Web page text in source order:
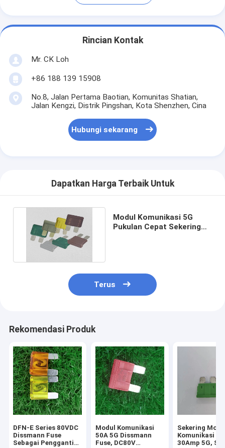
Rincian Kontak
Mr. CK Loh
+86 188 139 15908
No.8, Jalan Pertama Baotian, Komunitas Shatian,
Jalan Kengzi, Distrik Pingshan, Kota Shenzhen, Cina
Hubungi sekarang
Dapatkan Harga Terbaik Untuk
Modul Komunikasi 5G
Pukulan Cepat Sekering
Terus
Rekomendasi Produk
DFN-E Series 80VDC
Dissmann Fuse
Sebagai Pengganti
Modul Komunikasi
50A 5G Dissmann
Fuse, DC80V
Sekering
Komunikasi
30Amp 5G,